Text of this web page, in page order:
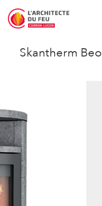
Skantherm Beo